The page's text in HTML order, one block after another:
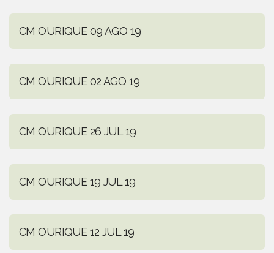
CM OURIQUE 09 AGO 19
CM OURIQUE 02 AGO 19
CM OURIQUE 26 JUL 19
CM OURIQUE 19 JUL 19
CM OURIQUE 12 JUL 19